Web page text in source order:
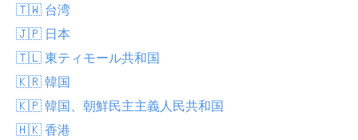
🇹🇼 台湾
🇯🇵 日本
🇹🇱 東ティモール共和国
🇰🇷 韓国
🇰🇵 韓国、朝鮮民主主義人民共和国
🇭🇰 香港